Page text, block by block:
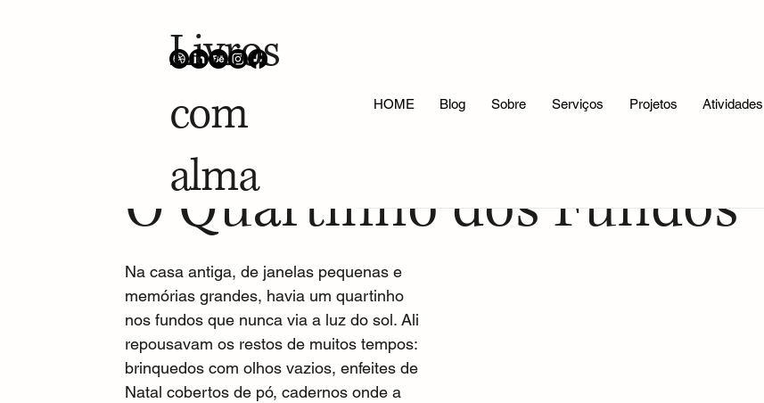
Livros
com
alma
HOME Blog Sobre Serviços Projetos Atividades
Reflexões Filosóficas A Mitologia e Eu Meus Trabalhos
O Quartinho dos Fundos
9 de jun. de 2025
Na casa antiga, de janelas pequenas e
memórias grandes, havia um quartinho
nos fundos que nunca via a luz do sol. Ali
repousavam os restos de muitos tempos:
brinquedos com olhos vazios, enfeites de
Natal cobertos de pó, cadernos onde a